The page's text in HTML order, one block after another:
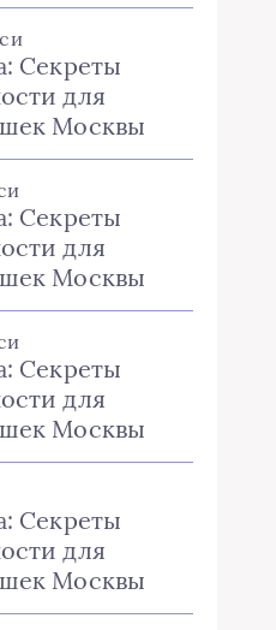
Секреты
для
Москвы
Секреты
для
Москвы
Секреты
для
Москвы
Секреты
для
Москвы